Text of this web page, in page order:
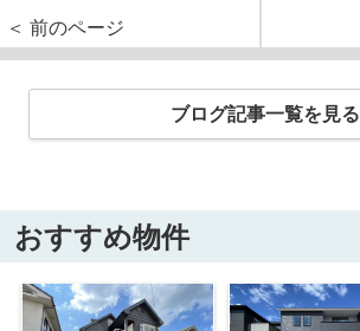
＜ 前のページ
ブログ記事一覧を見る
おすすめ物件